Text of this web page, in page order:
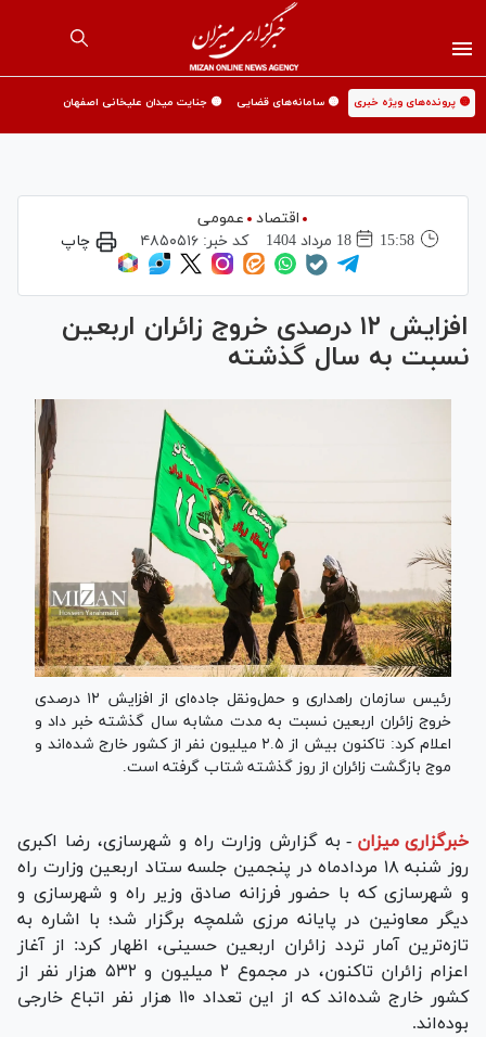
🟡 پرونده‌های ویژه خبری 🟡 سامانه‌های قضایی 🟡 جنایت میدان علیخانی اصفهان
اقتصاد
عمومی
15:58
18 مرداد 1404 کد خبر: ۴۸۵۰۵۱۶ چاپ
افزایش ۱۲ درصدی خروج زائران اربعین
نسبت به سال گذشته
رئیس سازمان راهداری و حمل‌ونقل جاده‌ای از افزایش ۱۲ درصدی
خروج زائران اربعین نسبت به مدت مشابه سال گذشته خبر داد و
اعلام کرد: تاکنون بیش از ۲.۵ میلیون نفر از کشور خارج شده‌اند و
موج بازگشت زائران از روز گذشته شتاب گرفته است.
خبرگزاری میزان - به گزارش وزارت راه و شهرسازی، رضا اکبری
روز شنبه ۱۸ مردادماه در پنجمین جلسه ستاد اربعین وزارت راه
و شهرسازی که با حضور فرزانه صادق وزیر راه و شهرسازی و
دیگر معاونین در پایانه مرزی شلمچه برگزار شد؛ با اشاره به
تازه‌ترین آمار تردد زائران اربعین حسینی، اظهار کرد: از آغاز
اعزام زائران تاکنون، در مجموع ۲ میلیون و ۵۳۲ هزار نفر از
کشور خارج شده‌اند که از این تعداد ۱۱۰ هزار نفر اتباع خارجی
بوده‌اند.